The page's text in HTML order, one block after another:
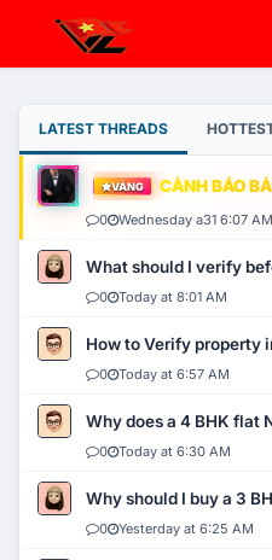
LATEST THREADS
VÀNG CẢNH BÁO
0 Wednesday a31 6:07 AM
What should I verify
0 Today at 8:01 AM
How to Verify property
0 Today at 6:57 AM
Why does a 4 BHK flat
0 Today at 6:30 AM
Why should I buy a 3
0 Yesterday at 6:25 AM